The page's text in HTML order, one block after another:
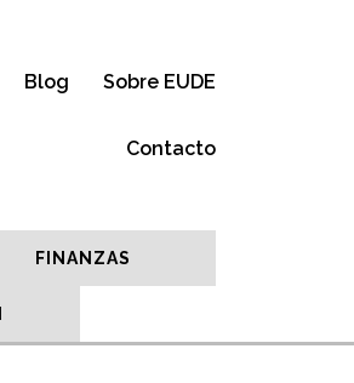
Blog Sobre EUDE
Contacto
FINANZAS